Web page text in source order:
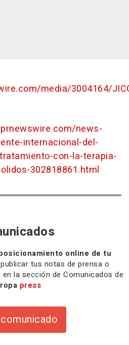
media/3004164/
news-
internacional-del-
con-la-terapia-
302818861.html
online de tu
tus notas de prensa o
la sección de Comunicados de
press